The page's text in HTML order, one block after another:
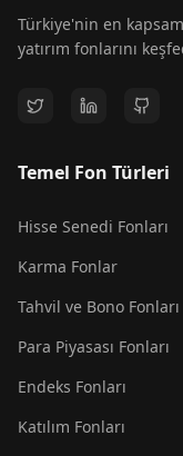
Türkiye'nin en
yatırım fonlarını
Temel Fon Türleri
Hisse Senedi Fonları
Karma Fonlar
Tahvil ve Bono Fonları
Para Piyasası Fonları
Endeks Fonları
Katılım Fonları